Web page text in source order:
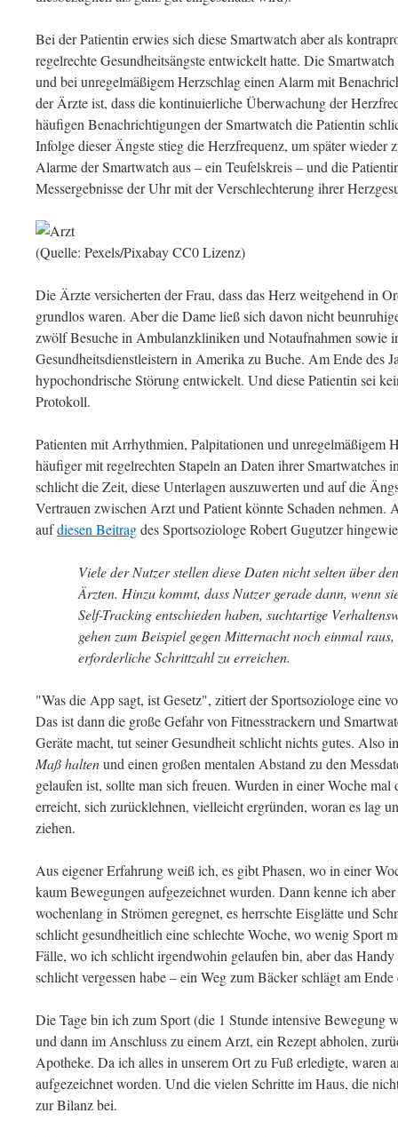
Bei der Patientin erwies sich diese Smartwatch aber als
regelrechte Gesundheitsängste entwickelt hatte. Die
und bei unregelmäßigem Herzschlag einen Alarm mit
der Ärzte ist, dass die kontinuierliche Überwachung der
häufigen Benachrichtigungen der Smartwatch die Patientin
Infolge dieser Ängste stieg die Herzfrequenz, um später wieder
Alarme der Smartwatch aus – ein Teufelskreis – und die
Messergebnisse der Uhr mit der Verschlechterung ihrer
(Quelle: Pexels/Pixabay CC0 Lizenz)
Die Ärzte versicherten der Frau, dass das Herz weitgehend in
grundlos waren. Aber die Dame ließ sich davon nicht
zwölf Besuche in Ambulanzkliniken und Notaufnahmen sowie
Gesundheitsdienstleistern in Amerika zu Buche. Am Ende des
hypochondrische Störung entwickelt. Und diese Patientin sei
Protokoll.
Patienten mit Arrhythmien, Palpitationen und unregelmäßigem
häufiger mit regelrechten Stapeln an Daten ihrer
schlicht die Zeit, diese Unterlagen auszuwerten und auf die
Vertrauen zwischen Arzt und Patient könnte Schaden nehmen.
aufdiesen Beitragdes Sportsoziologe Robert Gugutzer
Viele der Nutzer stellen diese Daten nicht selten über
Ärzten. Hinzu kommt, dass Nutzer gerade dann, wenn
Self-Tracking entschieden haben, suchtartige
gehen zum Beispiel gegen Mitternacht noch einmal
erforderliche Schrittzahl zu erreichen.
"Was die App sagt, ist Gesetz", zitiert der Sportsoziologe eine
Das ist dann die große Gefahr von Fitnesstrackern und
Geräte macht, tut seiner Gesundheit schlicht nichts gutes. Also
Maß haltenund einen großen mentalen Abstand zu den
gelaufen ist, sollte man sich freuen. Wurden in einer Woche
erreicht, sich zurücklehnen, vielleicht ergründen, woran es lag
ziehen.
Aus eigener Erfahrung weiß ich, es gibt Phasen, wo in einer
kaum Bewegungen aufgezeichnet wurden. Dann kenne ich
wochenlang in Strömen geregnet, es herrschte Eisglätte und
schlicht gesundheitlich eine schlechte Woche, wo wenig Sport
Fälle, wo ich schlicht irgendwohin gelaufen bin, aber das
schlicht vergessen habe – ein Weg zum Bäcker schlägt am
Die Tage bin ich zum Sport (die 1 Stunde intensive Bewegung
und dann im Anschluss zu einem Arzt, ein Rezept abholen,
Apotheke. Da ich alles in unserem Ort zu Fuß erledigte, waren
aufgezeichnet worden. Und die vielen Schritte im Haus, die
zur Bilanz bei.